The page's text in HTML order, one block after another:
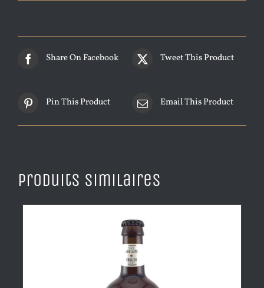
Share On Facebook Tweet This Product
Pin This Product Email This Product
Produits similaires